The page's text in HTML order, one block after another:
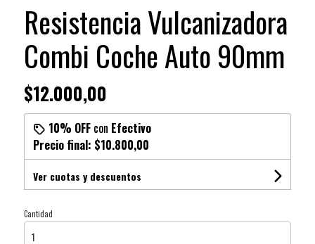
Resistencia Vulcanizadora
Combi Coche Auto 90mm
$12.000,00
10% OFFcon Efectivo
Precio final: $10.800,00
Ver cuotas y descuentos
Cantidad